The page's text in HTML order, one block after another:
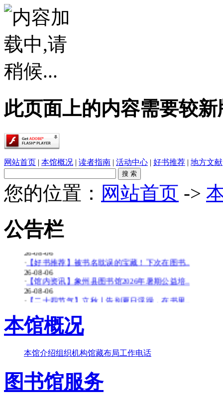
此页面上的内容需要较
网站首页 | 本馆概况 | 读者指南 | 活动中心 | 好书推荐 | 地方文献
您的位置： 网站首页 ->
公告栏
春雨润乡土，书香伴童行——象州县文化广电..
26-08-06
【少儿多媒体图书馆】背了八百遍《出师表》..
26-08-06
· 【好书推荐】被书名耽误的宝藏！下次在图书..
26-08-06
· 【馆内资讯】象州县图书馆2026年暑期公益培..
26-08-06
· 【二十四节气】立秋丨告别夏日浮躁，在书里..
【少儿多媒体图书馆】边画边学！超有趣的少..
26-07-20
·【暑期公益培训班】象州县图书馆2026年暑期..
26-07-20
·【好书推荐】大暑天容易犯困？这些“烧脑”..
·【共读八桂-乡音童韵】广西桂林图书馆“共读..
26-07-20
本馆概况
本馆介绍组织机构馆藏布局工作电话
图书馆服务